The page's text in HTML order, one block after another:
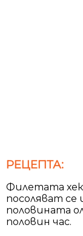
РЕЦЕПТА:
Филетата хек
посоляват се
половината
половин час.